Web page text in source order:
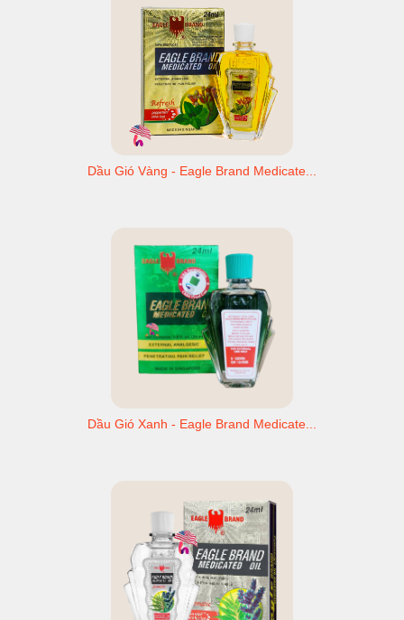
Dầu Gió Vàng - Eagle Brand Medicate...
Dầu Gió Xanh - Eagle Brand Medicate...